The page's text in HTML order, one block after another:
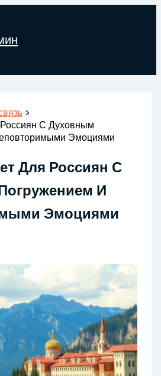
С Духовным
Эмоциями
Для Россиян С
И
Эмоциями